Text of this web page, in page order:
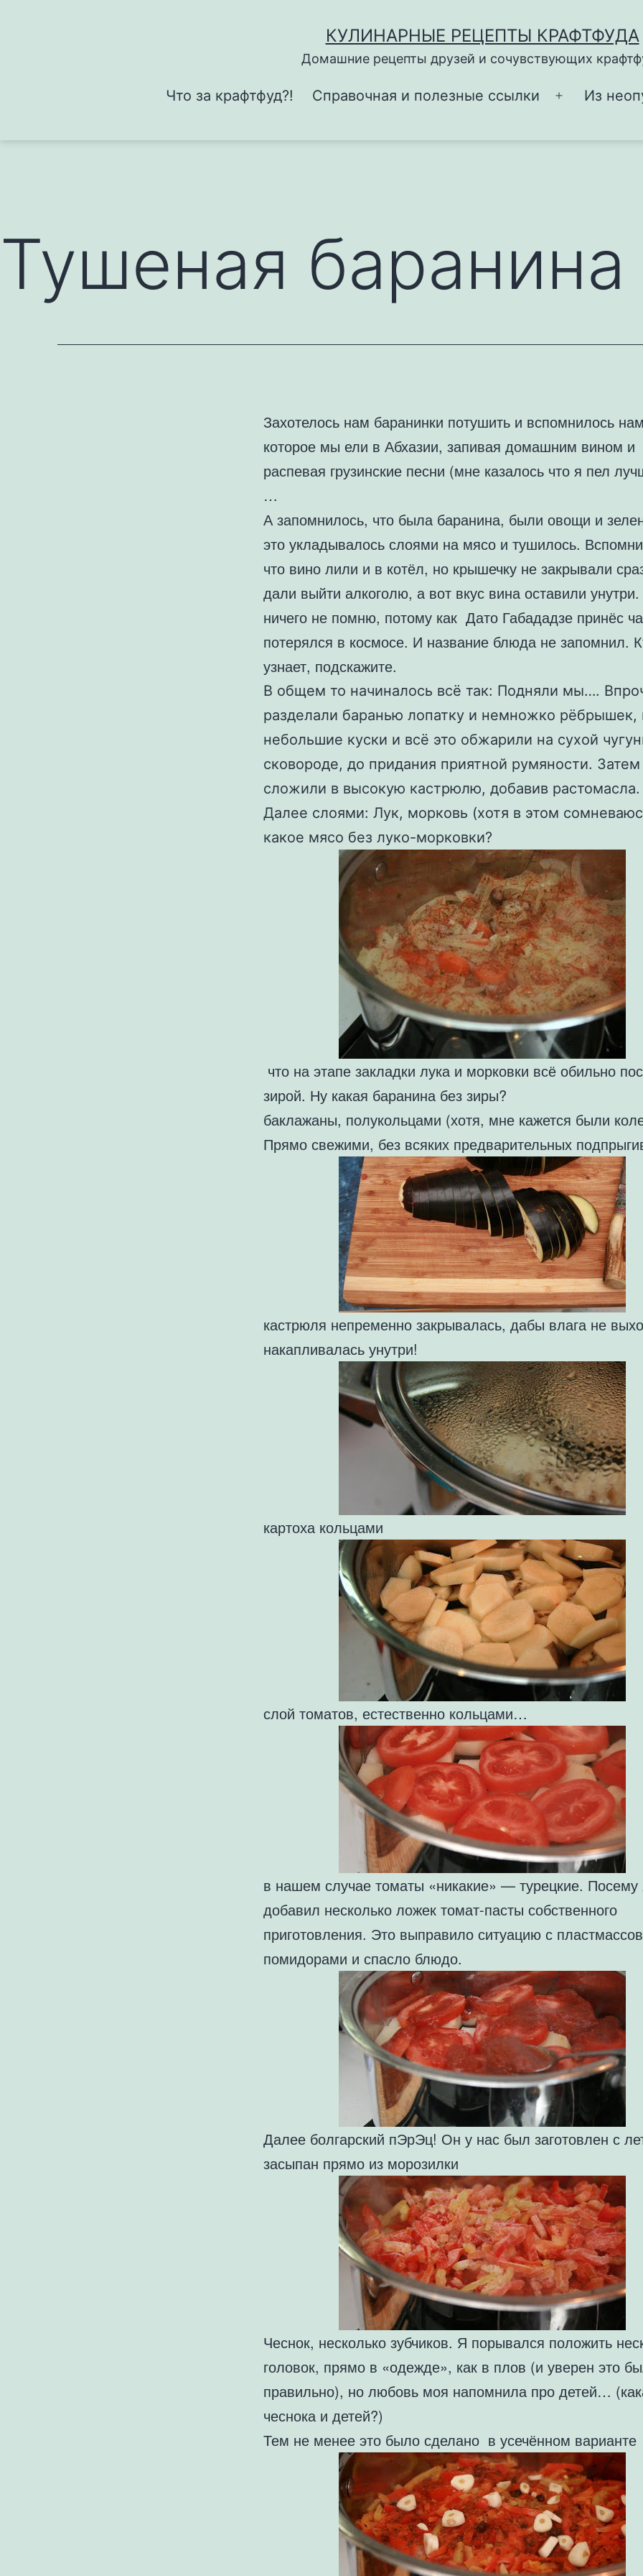
КУЛИНАРНЫЕ РЕЦЕПТЫ КРАФТФУДА
Домашние рецепты друзей и сочувствующих
Что за крафтфуд?! Справочная и полезные ссылки
Открыть
Из
Тушеная баранина
Захотелось нам баранинки потушить и вспомнилось
которое мы ели в Абхазии, запивая домашним вином и
распевая грузинские песни (мне казалось что я пел
…
А запомнилось, что была баранина, были овощи и
это укладывалось слоями на мясо и тушилось.
что вино лили и в котёл, но крышечку не закрывали
дали выйти алкоголю, а вот вкус вина оставили
ничего не помню, потому как Дато Габададзе принёс
потерялся в космосе. И название блюда не запомнил.
узнает, подскажите.
В общем то начиналось всё так: Подняли мы….
разделали баранью лопатку и немножко рёбрышек,
небольшие куски и всё это обжарили на сухой
сковороде, до придания приятной румяности. Затем
сложили в высокую кастрюлю, добавив
Далее слоями: Лук, морковь (хотя в этом
какое мясо без луко-морковки?
что на этапе закладки лука и морковки всё обильно
зирой. Ну какая баранина без зиры?
баклажаны, полукольцами (хотя, мне кажется были
Прямо свежими, без всяких предварительных
кастрюля непременно закрывалась, дабы влага не
накапливалась унутри!
картоха кольцами
слой томатов, естественно кольцами…
в нашем случае томаты «никакие» — турецкие. Посему
добавил несколько ложек томат-пасты собственного
приготовления. Это выправило ситуацию с
помидорами и спасло блюдо.
Далее болгарский пЭрЭц! Он у нас был заготовлен с
засыпан прямо из морозилки
Чеснок, несколько зубчиков. Я порывался положить
головок, прямо в «одежде», как в плов (и уверен это
правильно), но любовь моя напомнила про детей…
чеснока и детей?)
Тем не менее это было сделано в усечённом варианте